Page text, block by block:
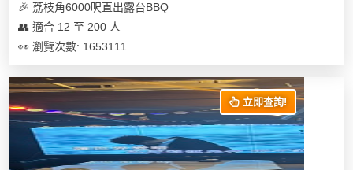
🎉 荔枝角6000呎直出露台BBQ
👥 適合 12 至 200 人
👀 瀏覽次數: 1653111
立即查詢!